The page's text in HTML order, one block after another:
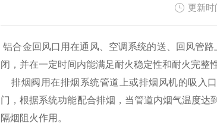
更新
铝合金回风口用在通风、空调系统的送、回风管
闭，并在一定时间内能满足耐火稳定性和耐火完整
排烟阀用在排烟系统管道上或排烟风机的吸入
门，根据系统功能配合排烟，当管道内烟气温度
隔烟阻火作用。